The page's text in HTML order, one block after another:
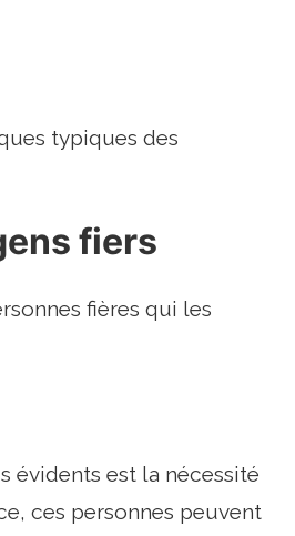
typiques des
fiers
fières qui les
évidents est la nécessité
ces personnes peuvent